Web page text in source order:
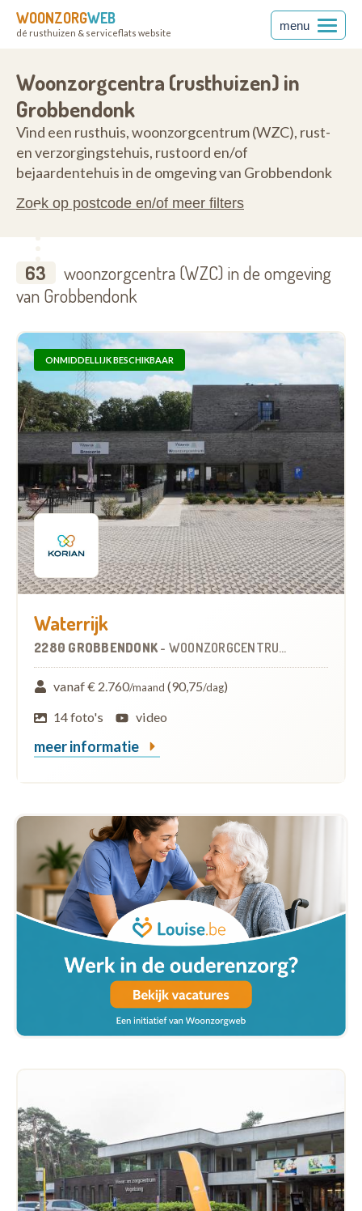
WOONZORGWEB
dé rusthuizen & serviceflats website
menu
Woonzorgcentra (rusthuizen) in
Grobbendonk
Vind een rusthuis, woonzorgcentrum (WZC), rust-
en verzorgingstehuis, rustoord en/of
bejaardentehuis in de omgeving van Grobbendonk
Zoek op postcode en/of meer filters
63
woonzorgcentra (WZC) in de omgeving
van Grobbendonk
ONMIDDELLIJK BESCHIKBAAR
Waterrijk
2280 GROBBENDONK- WOONZORGCENTRUM (WZC)
vanaf € 2.760/maand (90,75/dag)
14 foto's
video
meer informatie